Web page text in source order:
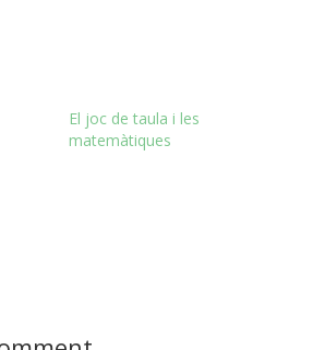
El joc de taula i les
matemàtiques